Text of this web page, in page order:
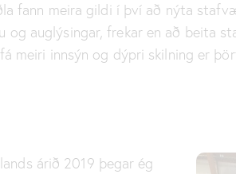
fann meira gildi í því að nýta
og auglýsingar, frekar en að beita
meiri innsýn og dýpri skilning er
árið 2019 þegar ég